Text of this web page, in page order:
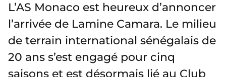
L’AS Monaco est heureux d’annoncer
l’arrivée de Lamine Camara. Le milieu
de terrain international sénégalais de
20 ans s’est engagé pour cinq
saisons et est désormais lié au Club